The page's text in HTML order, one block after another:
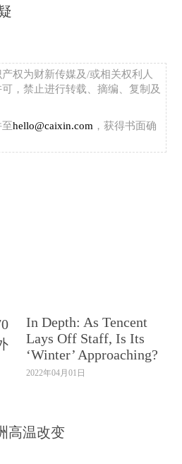
权为财新传媒及/或相关权利人
，禁止进行转载、摘编、复制及
至hello@caixin.com ，获得书面确
In Depth: As Tencent
Lays Off Staff, Is Its
‘Winter’ Approaching?
2022年04月01日
高温改变